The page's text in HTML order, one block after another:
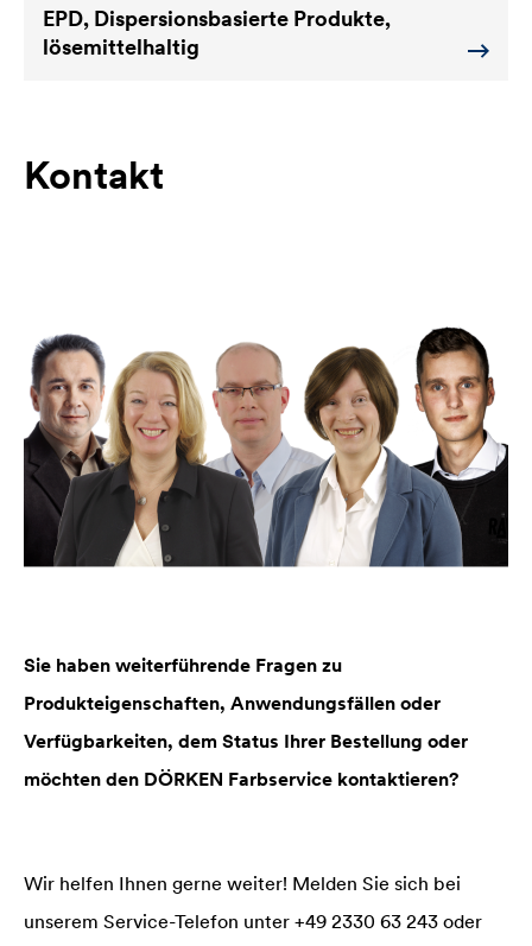
EPD, Dispersionsbasierte Produkte,
lösemittelhaltig
Kontakt
Sie haben weiterführende Fragen zu
Produkteigenschaften, Anwendungsfällen oder
Verfügbarkeiten, dem Status Ihrer Bestellung oder
möchten den DÖRKEN Farbservice kontaktieren?
Wir helfen Ihnen gerne weiter! Melden Sie sich bei
unserem Service-Telefon unter +49 2330 63 243 oder